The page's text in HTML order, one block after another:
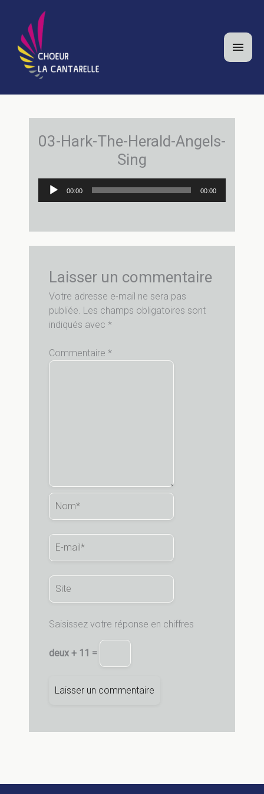
contenu
03-Hark-The-Herald-Angels-
Sing
Lecteur
00:00 00:00
Laisser un commentaire
Votre adresse e-mail ne sera pas
publiée. Les champs obligatoires sont
indiqués avec *
Commentaire *
Nom*
E-
mail*
Site
Saisissez votre réponse en chiffres
deux + 11 =